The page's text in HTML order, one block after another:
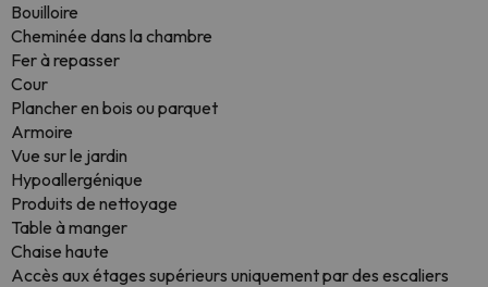
Bouilloire
Cheminée dans la chambre
Fer à repasser
Cour
Plancher en bois ou parquet
Armoire
Vue sur le jardin
Hypoallergénique
Produits de nettoyage
Table à manger
Chaise haute
Accès aux étages supérieurs uniquement par des escaliers